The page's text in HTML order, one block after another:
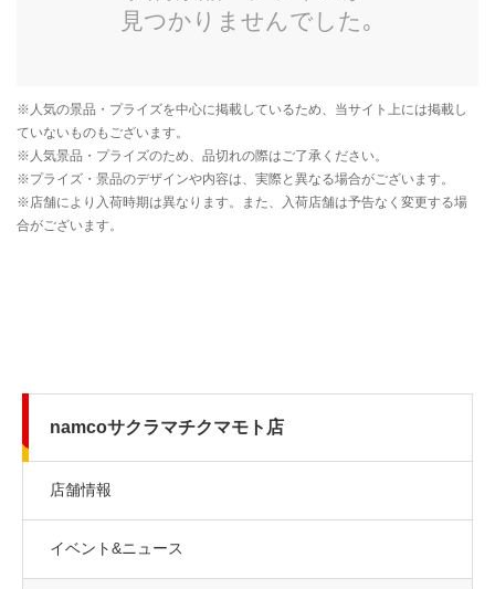
namcoサクラマチクマモト店
店舗情報
イベント&ニュース